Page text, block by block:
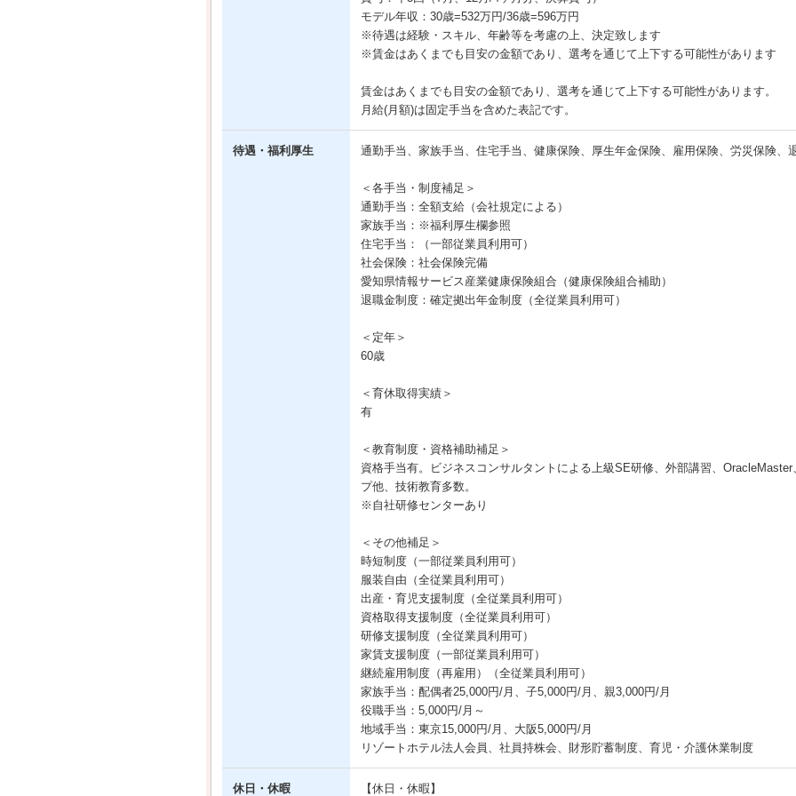
モデル年収：30歳=532万円/36歳=596万円
※待遇は経験・スキル、年齢等を考慮の上、決定致します
※賃金はあくまでも目安の金額であり、選考を通じて上下する可能性があります
賃金はあくまでも目安の金額であり、選考を通じて上下する可能性があります。
月給(月額)は固定手当を含めた表記です。
待遇・福利厚生 通勤手当、家族手当、住宅手当、健康保険、厚生年金保険、雇用保険、労災保険、
＜各手当・制度補足＞
通勤手当：全額支給（会社規定による）
家族手当：※福利厚生欄参照
住宅手当：（一部従業員利用可）
社会保険：社会保険完備
愛知県情報サービス産業健康保険組合（健康保険組合補助）
退職金制度：確定拠出年金制度（全従業員利用可）
＜定年＞
60歳
＜育休取得実績＞
有
＜教育制度・資格補助補足＞
資格手当有。ビジネスコンサルタントによる上級SE研修、外部講習、
プ他、技術教育多数。
※自社研修センターあり
＜その他補足＞
時短制度（一部従業員利用可）
服装自由（全従業員利用可）
出産・育児支援制度（全従業員利用可）
資格取得支援制度（全従業員利用可）
研修支援制度（全従業員利用可）
家賃支援制度（一部従業員利用可）
継続雇用制度（再雇用）（全従業員利用可）
家族手当：配偶者25,000円/月、子5,000円/月、親3,000円/月
役職手当：5,000円/月～
地域手当：東京15,000円/月、大阪5,000円/月
リゾートホテル法人会員、社員持株会、財形貯蓄制度、育児・介護休業制度
休日・休暇 【休日・休暇】